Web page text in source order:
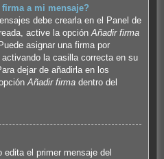
a mi mensaje?
debe crearla en el Panel de
active la opciónAñadir firma
asignar una firma por
la casilla correcta en su
dejar de añadirla en los
Añadir firmadentro del
el primer mensaje del